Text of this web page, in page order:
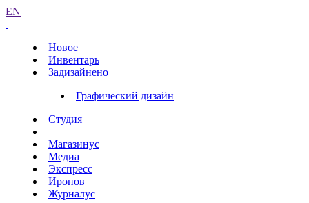
EN
Новое
Инвентарь
Задизайнено
Графический дизайн
Студия
Магазинус
Медиа
Экспресс
Иронов
Журналус